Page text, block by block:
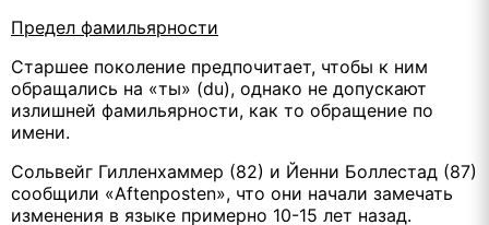
Предел фамильярности
Старшее поколение предпочитает, чтобы к ним
обращались на «ты» (du), однако не допускают
излишней фамильярности, как то обращение по
имени.
Сольвейг Гилленхаммер (82) и Йенни Боллестад (87)
сообщили «Aftenposten», что они начали замечать
изменения в языке примерно 10-15 лет назад.